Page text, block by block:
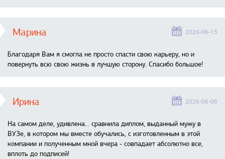
Марина 2026-06-13
Благодаря Вам я смогла не просто спасти свою карьеру, но и
повернуть всю свою жизнь в лучшую сторону. Спасибо большое!
Ирина 2026-06-08
На самом деле, удивлена… сравнила диплом, выданный мужу в
ВУЗе, в котором мы вместе обучались, с изготовленным в этой
компании и полученным мной вчера - совпадает абсолютно все,
вплоть до подписей!